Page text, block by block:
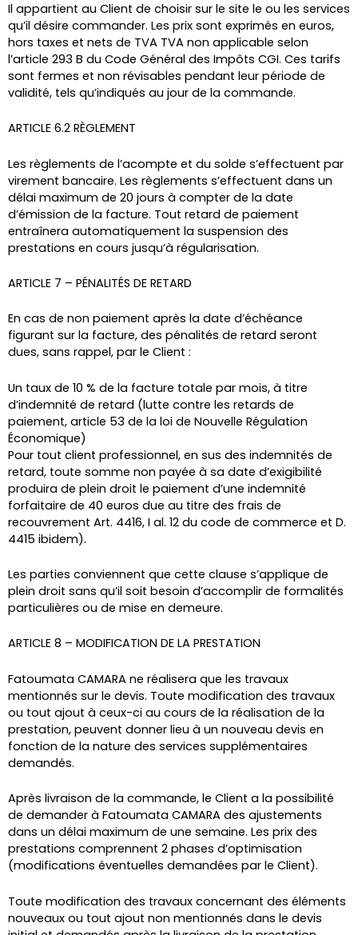
Il appartient au Client de choisir sur le site le ou les services
qu’il désire commander. Les prix sont exprimés en euros,
hors taxes et nets de TVA TVA non applicable selon
l’article 293 B du Code Général des Impôts CGI. Ces tarifs
sont fermes et non révisables pendant leur période de
validité, tels qu’indiqués au jour de la commande.
ARTICLE 6.2 RÈGLEMENT
Les règlements de l’acompte et du solde s’effectuent par
virement bancaire. Les règlements s’effectuent dans un
délai maximum de 20 jours à compter de la date
d’émission de la facture. Tout retard de paiement
entraînera automatiquement la suspension des
prestations en cours jusqu’à régularisation.
ARTICLE 7 – PÉNALITÉS DE RETARD
En cas de non paiement après la date d’échéance
figurant sur la facture, des pénalités de retard seront
dues, sans rappel, par le Client :
Un taux de 10 % de la facture totale par mois, à titre
d’indemnité de retard (lutte contre les retards de
paiement, article 53 de la loi de Nouvelle Régulation
Économique)
Pour tout client professionnel, en sus des indemnités de
retard, toute somme non payée à sa date d’exigibilité
produira de plein droit le paiement d’une indemnité
forfaitaire de 40 euros due au titre des frais de
recouvrement Art. 4416, I al. 12 du code de commerce et D.
4415 ibidem).
Les parties conviennent que cette clause s’applique de
plein droit sans qu’il soit besoin d’accomplir de formalités
particulières ou de mise en demeure.
ARTICLE 8 – MODIFICATION DE LA PRESTATION
Fatoumata CAMARA ne réalisera que les travaux
mentionnés sur le devis. Toute modification des travaux
ou tout ajout à ceux-ci au cours de la réalisation de la
prestation, peuvent donner lieu à un nouveau devis en
fonction de la nature des services supplémentaires
demandés.
Après livraison de la commande, le Client a la possibilité
de demander à Fatoumata CAMARA des ajustements
dans un délai maximum de une semaine. Les prix des
prestations comprennent 2 phases d’optimisation
(modifications éventuelles demandées par le Client).
Toute modification des travaux concernant des éléments
nouveaux ou tout ajout non mentionnés dans le devis